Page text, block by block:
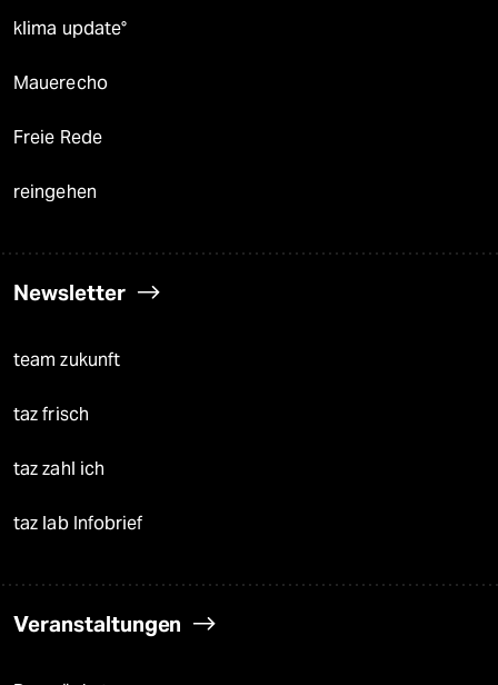
klima update°
Mauerecho
Freie Rede
reingehen
Newsletter
team zukunft
taz frisch
taz zahl ich
taz lab Infobrief
Veranstaltungen